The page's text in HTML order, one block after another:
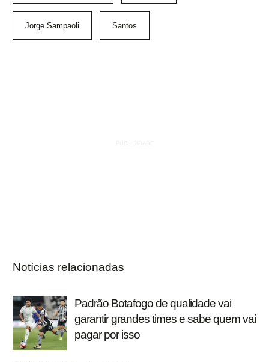
Jorge Sampaoli Santos
Notícias relacionadas
Padrão Botafogo de qualidade vai
garantir grandes times e sabe quem vai
pagar por isso